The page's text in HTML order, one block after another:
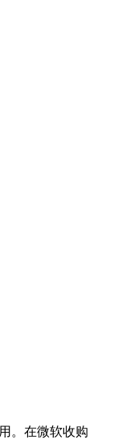
。在微软收购